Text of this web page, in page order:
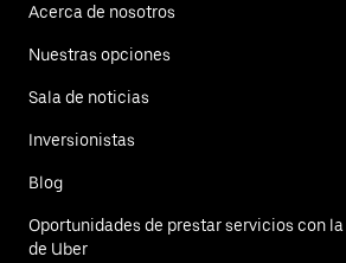
Acerca de nosotros
Nuestras opciones
Sala de noticias
Inversionistas
Blog
Oportunidades de prestar servicios con la
de Uber